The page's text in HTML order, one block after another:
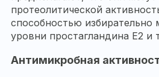
протеолитической
способностью избирательно
уровни простагландина E2 и
Антимикробная